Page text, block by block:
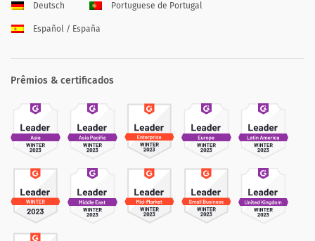
Deutsch Portuguese de Portugal
Español / España
Prêmios & certificados